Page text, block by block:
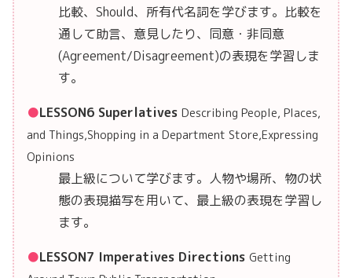
比較、Should、所有代名詞を学びます。比較を
通して助言、意見したり、同意・非同意
(Agreement/Disagreement)の表現を学習しま
す。
LESSON6 Superlatives Describing People, Places,
and Things,Shopping in a Department Store,Expressing
Opinions
最上級について学びます。人物や場所、物の状
態の表現描写を用いて、最上級の表現を学習し
ます。
LESSON7 Imperatives Directions Getting